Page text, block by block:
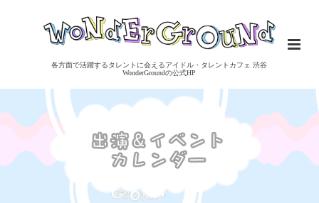
各方面で活躍するタレントに会えるアイドル・タレントカフェ 渋谷
WonderGroundの公式HP